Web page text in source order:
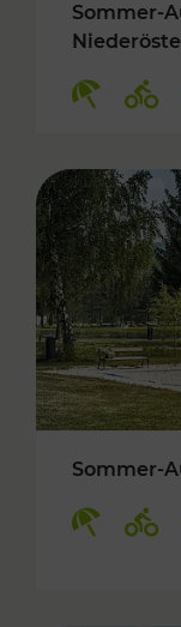
Sommer-
Sommer-